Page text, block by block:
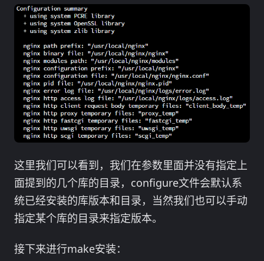
这里我们可以看到，我们在参数里面并没有指定上
面提到的几个库的目录，configure文件会默认系
统已经安装的库版本和目录，当然我们也可以手动
指定某个库的目录来指定版本。
接下来进行make安装：